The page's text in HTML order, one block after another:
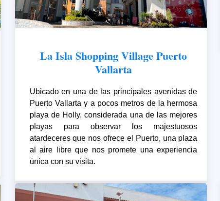
La Isla Shopping Village Puerto
Vallarta
Ubicado en una de las principales avenidas de
Puerto Vallarta y a pocos metros de la hermosa
playa de Holly, considerada una de las mejores
playas para observar los majestuosos
atardeceres que nos ofrece el Puerto, una plaza
al aire libre que nos promete una experiencia
única con su visita.